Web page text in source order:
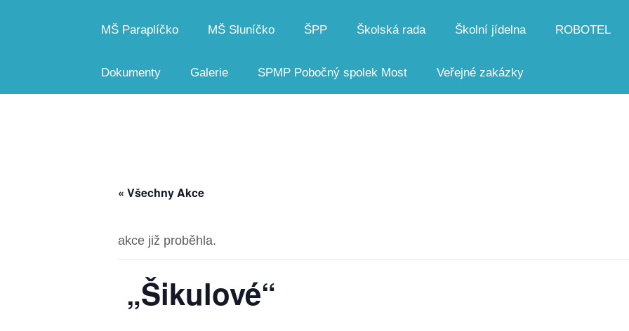
MŠ Paraplíčko MŠ Sluníčko ŠPP Školská rada Školní jídelna ROBOTEL
Dokumenty Galerie SPMP Pobočný spolek Most Veřejné zakázky
« Všechny Akce
akce již proběhla.
„Šikulové“